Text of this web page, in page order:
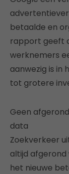
betaalde en
rapport geeft
werknemers
aanwezig is in
tot grotere
Geen
data
Zoekverkeer
altijd afgerond
het nieuwe